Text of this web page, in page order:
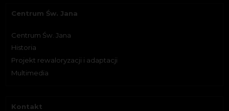
Centrum Św. Jana
Centrum Św. Jana
Historia
Projekt rewaloryzacji i adaptacji
Multimedia
Kontakt